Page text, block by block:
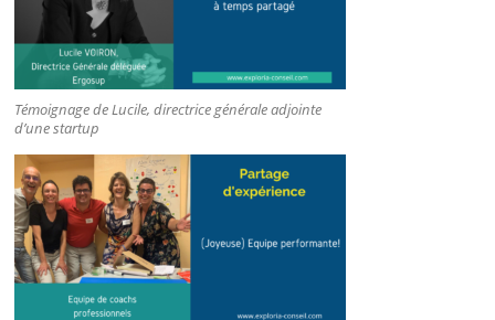
Témoignage de Lucile, directrice générale adjointe
d’une startup